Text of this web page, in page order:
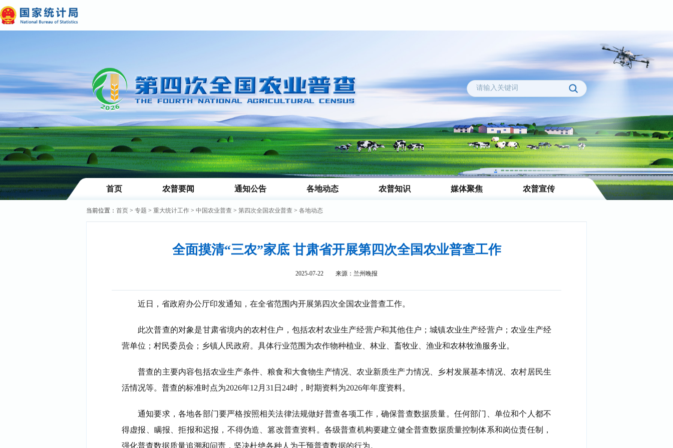
首页 农普要闻 通知公告 各地动态 农普知识 媒体聚焦 农普宣传
当前位置： 首页 > 专题 > 重大统计工作 > 中国农业普查 > 第四次全国农业普查 > 各地动态
全面摸清“三农”家底 甘肃省开展第四次全国农业普查工作
2025-07-22 来源：兰州晚报
近日，省政府办公厅印发通知，在全省范围内开展第四次全国农业普查工作。
此次普查的对象是甘肃省境内的农村住户，包括农村农业生产经营户和其他住户；城镇农业生产经营户；农业生产经
营单位；村民委员会；乡镇人民政府。具体行业范围为农作物种植业、林业、畜牧业、渔业和农林牧渔服务业。
普查的主要内容包括农业生产条件、粮食和大食物生产情况、农业新质生产力情况、乡村发展基本情况、农村居民生
活情况等。普查的标准时点为2026年12月31日24时，时期资料为2026年年度资料。
通知要求，各地各部门要严格按照相关法律法规做好普查各项工作，确保普查数据质量。任何部门、单位和个人都不
得虚报、瞒报、拒报和迟报，不得伪造、篡改普查资料。各级普查机构要建立健全普查数据质量控制体系和岗位责任制，
强化普查数据质量追溯和问责，坚决杜绝各种人为干预普查数据的行为。